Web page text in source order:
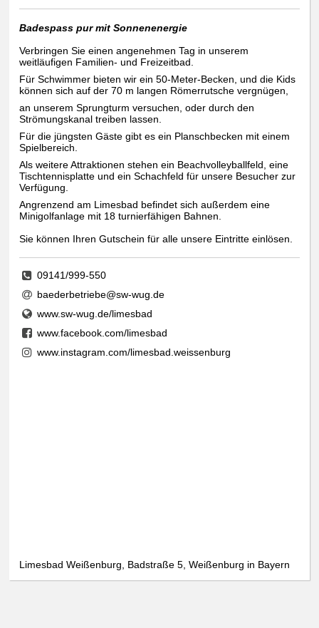
Badespass pur mit Sonnenenergie
Verbringen Sie einen angenehmen Tag in unserem
weitläufigen Familien- und Freizeitbad.
Für Schwimmer bieten wir ein 50-Meter-Becken, und die Kids
können sich auf der 70 m langen Römerrutsche vergnügen,
an unserem Sprungturm versuchen, oder durch den
Strömungskanal treiben lassen.
Für die jüngsten Gäste gibt es ein Planschbecken mit einem
Spielbereich.
Als weitere Attraktionen stehen ein Beachvolleyballfeld, eine
Tischtennisplatte und ein Schachfeld für unsere Besucher zur
Verfügung.
Angrenzend am Limesbad befindet sich außerdem eine
Minigolfanlage mit 18 turnierfähigen Bahnen.
Sie können Ihren Gutschein für alle unsere Eintritte einlösen.
09141/999-550
baederbetriebe@sw-wug.de
www.sw-wug.de/limesbad
www.facebook.com/limesbad
www.instagram.com/limesbad.weissenburg
Limesbad Weißenburg, Badstraße 5, Weißenburg in Bayern